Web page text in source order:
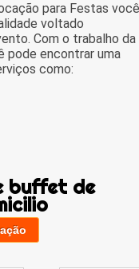
para Festas você
voltado
Com o trabalho da
pode encontrar uma
como:
buffet de